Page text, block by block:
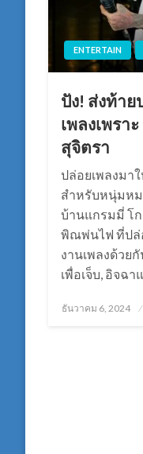
ENTERTAIN
ปัง! ส่งท้าย
เพลงเพรา
สุจิตรา
ปล่อยเพลงมา
สำหรับหนุ่มหม
บ้านแกรมมี่ โ
พิณพ่นไฟ ที่ปล่
งานเพลงด้วย
เพื่อเจ็บ, อิจฉ
Posted
ธันวาคม 6, 2024